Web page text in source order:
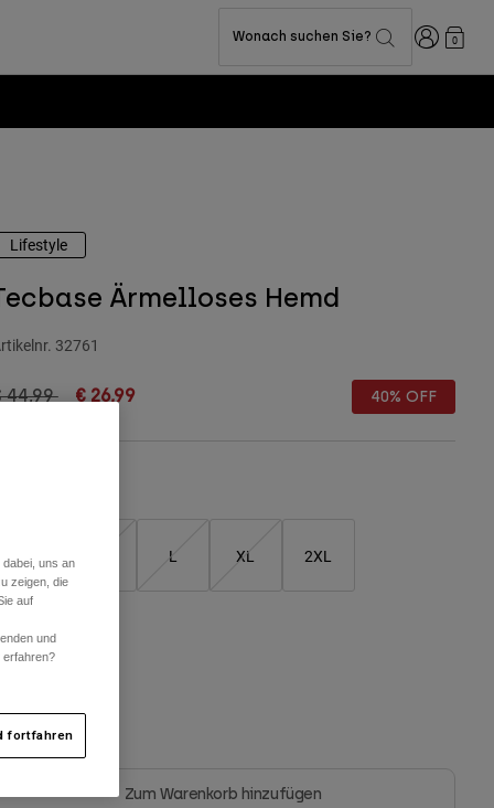
Wonach suchen Sie? Anmelden
0
Lifestyle
Ärmelloses Hemd
32761
reduced from
44,99to€ 26,99 40% OFF
S L XL 2XL
-Schwarz
ausgewählt
Zum Warenkorb hinzufügen
uns an
zeigen, die
auf
und
erfahren?
fortfahren